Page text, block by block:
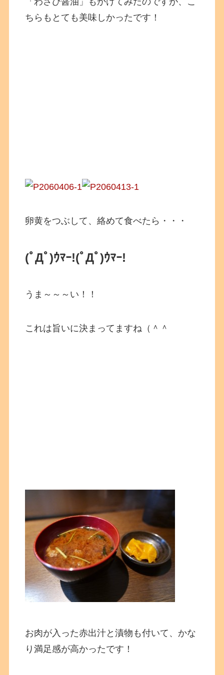
ちらもとても美味しかったです！
卵黄をつぶして、絡めて食べたら・・・
(ﾟДﾟ)ｳﾏｰ!(ﾟДﾟ)ｳﾏｰ!
うま～～～い！！
これは旨いに決まってますね（＾＾
お肉が入った赤出汁と漬物も付いて、かな
り満足感が高かったです！